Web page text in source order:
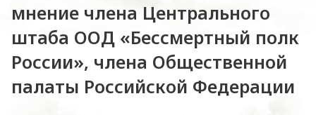
мнение члена Центрального
штаба ООД «Бессмертный полк
России», члена Общественной
палаты Российской Федерации